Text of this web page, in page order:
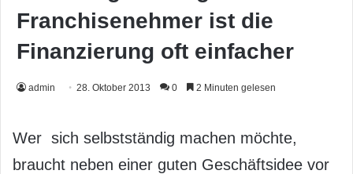
Franchisenehmer ist die
Finanzierung oft einfacher
admin 28. Oktober 2013 0 2 Minuten gelesen
Wer sich selbstständig machen möchte,
braucht neben einer guten Geschäftsidee vor